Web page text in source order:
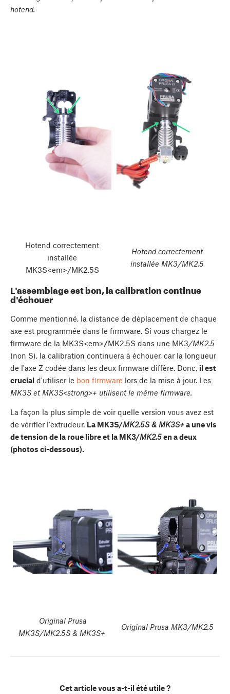
hotend.
Hotend correctement
installée
MK3S<em>/MK2.5S
Hotend correctement
installée MK3/MK2.5
L'assemblage est bon, la calibration continue
d'échouer
Comme mentionné, la distance de déplacement de chaque
axe est programmée dans le firmware. Si vous chargez le
firmware de la MK3S<em>/MK2.5S dans une MK3/MK2.5
(non S), la calibration continuera à échouer, car la longueur
de l'axe Z codée dans les deux firmware diffère. Donc, il est
crucial d'utiliser le bon firmware lors de la mise à jour. Les
MK3S et MK3S<strong>+ utilisent le même firmware.
La façon la plus simple de voir quelle version vous avez est
de vérifier l'extrudeur. La MK3S/MK2.5S & MK3S+a une vis
de tension de la roue libre et la MK3/MK2.5en a deux
(photos ci-dessous).
Original Prusa
MK3S/MK2.5S & MK3S+
Original Prusa MK3/MK2.5
Cet article vous a-t-il été utile ?